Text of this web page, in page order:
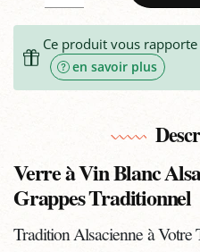
Ce produit vous
en savoir plus
Verre à Vin Blanc
Grappes Traditionnel
Tradition Alsacienne à Votre